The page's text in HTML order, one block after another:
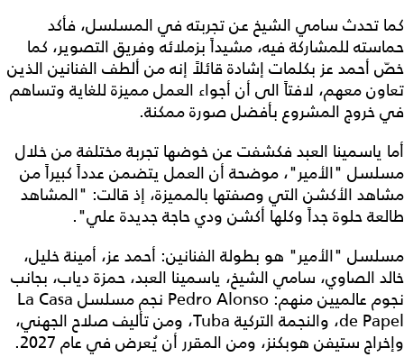
كما تحدث سامي الشيخ عن تجربته في المسلسل، فأكد
حماسته للمشاركة فيه، مشيداً بزملائه وفريق التصوير، كما
خصّ أحمد عز بكلمات إشادة قائلاً إنه من ألطف الفنانين الذين
تعاون معهم، لافتاً الى أن أجواء العمل مميزة للغاية وتساهم
في خروج المشروع بأفضل صورة ممكنة.
أما ياسمينا العبد فكشفت عن خوضها تجربة مختلفة من خلال
مسلسل "الأمير"، موضحة أن العمل يتضمن عدداً كبيراً من
مشاهد الأكشن التي وصفتها بالمميزة، إذ قالت: "المشاهد
طالعة حلوة جداً وكلها أكشن ودي حاجة جديدة علي".
مسلسل "الأمير" هو بطولة الفنانين: أحمد عز، أمينة خليل،
خالد الصاوي، سامي الشيخ، ياسمينا العبد، حمزة دياب، بجانب
نجوم عالميين منهم: Pedro Alonso نجم مسلسل La Casa
de Papel، والنجمة التركية Tuba، ومن تأليف صلاح الجهني،
وإخراج ستيفن هوبكنز، ومن المقرر أن يُعرض في عام 2027.